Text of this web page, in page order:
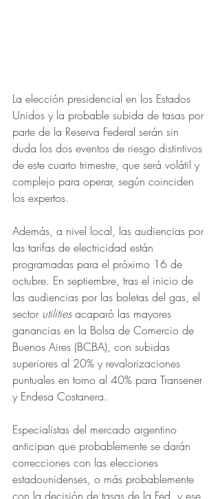
La elección presidencial en los Estados
Unidos y la probable subida de tasas por
parte de la Reserva Federal serán sin
duda los dos eventos de riesgo distintivos
de este cuarto trimestre, que será volátil y
complejo para operar, según coinciden
los expertos.
Además, a nivel local, las audiencias por
las tarifas de electricidad están
programadas para el próximo 16 de
octubre. En septiembre, tras el inicio de
las audiencias por las boletas del gas, el
sector utilities acaparó las mayores
ganancias en la Bolsa de Comercio de
Buenos Aires (BCBA), con subidas
superiores al 20% y revalorizaciones
puntuales en torno al 40% para Transener
y Endesa Costanera.
Especialistas del mercado argentino
anticipan que probablemente se darán
correcciones con las elecciones
estadounidenses, o más probablemente
con la decisión de tasas de la Fed, y ese